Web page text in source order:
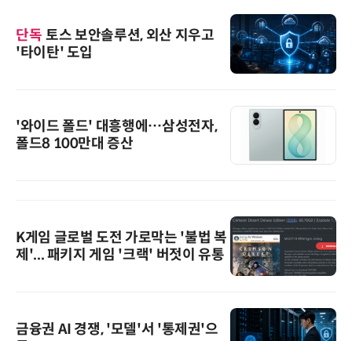
단독 토스 보안솔루션, 외산 지우고
'타이탄' 도입
'와이드 폴드' 대흥행에…삼성전자,
폴드8 100만대 증산
K게임 글로벌 도전 가로막는 '불법 복
제'... 패키지 게임 '크랙' 버젓이 유통
금융권 AI 경쟁, '모델'서 '통제권'으